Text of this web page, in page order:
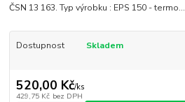
ČSN 13 163. Typ výrobku : EPS 150 - termo...
Dostupnost Skladem
520,00 Kč/ks
429,75 Kč bez DPH